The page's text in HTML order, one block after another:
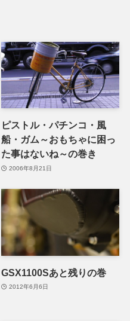
ピストル・パチンコ・風
船・ガム～おもちゃに困っ
た事はないね～の巻き
2006年8月21日
GSX1100Sあと残りの巻
2012年6月6日